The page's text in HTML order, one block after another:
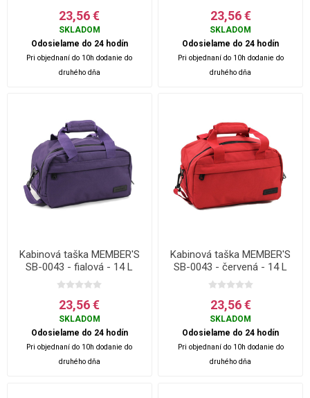
23,56 €
SKLADOM
Odosielame do 24 hodín
Pri objednaní do 10h dodanie do
druhého dňa
23,56 €
SKLADOM
Odosielame do 24 hodín
Pri objednaní do 10h dodanie do
druhého dňa
Kabinová taška MEMBER'S
SB-0043 - fialová - 14 L
23,56 €
SKLADOM
Odosielame do 24 hodín
Pri objednaní do 10h dodanie do
druhého dňa
Kabinová taška MEMBER'S
SB-0043 - červená - 14 L
23,56 €
SKLADOM
Odosielame do 24 hodín
Pri objednaní do 10h dodanie do
druhého dňa